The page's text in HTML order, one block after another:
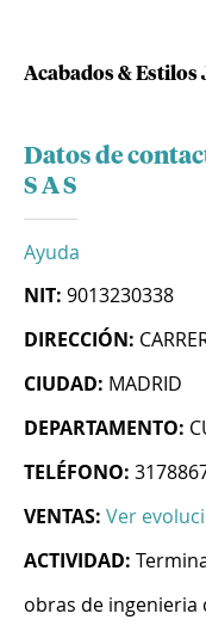
Acabados & Estilos
Datos de
S A S
Ayuda
NIT: 9013230338
DIRECCIÓN:
CIUDAD: MADRID
DEPARTAMENTO:
TELÉFONO:
VENTAS: Ver
ACTIVIDAD:
obras de ingenieria